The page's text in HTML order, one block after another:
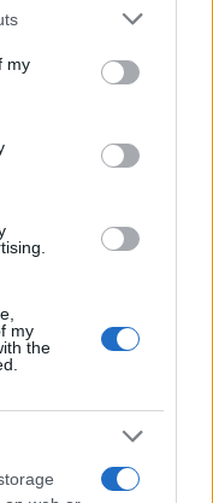
by us to third parties
or more Google
including but
You may click to
third-party tags to
my
my
the